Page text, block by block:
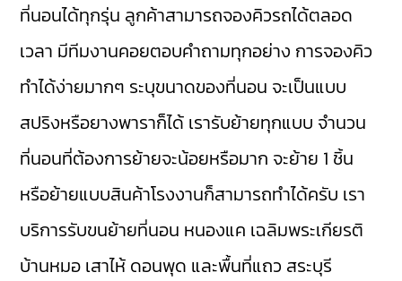
ที่นอนได้ทุกรุ่น ลูกค้าสามารถจองคิวรถได้ตลอด
เวลา มีทีมงานคอยตอบคำถามทุกอย่าง การจองคิว
ทำได้ง่ายมากๆ ระบุขนาดของที่นอน จะเป็นแบบ
สปริงหรือยางพาราก็ได้ เรารับย้ายทุกแบบ จำนวน
ที่นอนที่ต้องการย้ายจะน้อยหรือมาก จะย้าย 1 ชิ้น
หรือย้ายแบบสินค้าโรงงานก็สามารถทำได้ครับ เรา
บริการรับขนย้ายที่นอน หนองแค เฉลิมพระเกียรติ
บ้านหมอ เสาไห้ ดอนพุด และพื้นที่แถว สระบุรี